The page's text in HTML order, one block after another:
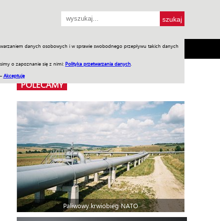
danych osobowych i w sprawie swobodnego przepływu takich danych
o zapoznanie się z nimi: Polityka przetwarzania danych
Akceptuję
SKLEP Jednodniówki Praca w WIW
POLECAMY
Paliwowy krwiobieg NATO